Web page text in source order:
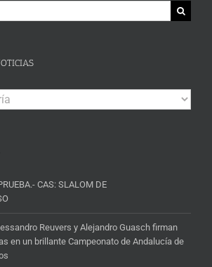
CAS: SLALOM DE
Reuvers y Alejandro Guasch firman
en un brillante Campeonato de Andalucía de